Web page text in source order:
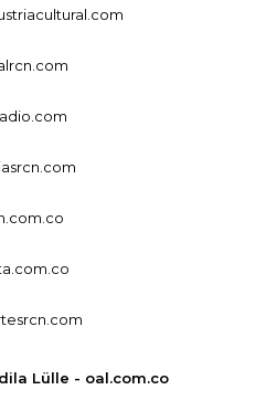
Lülle - oal.com.co